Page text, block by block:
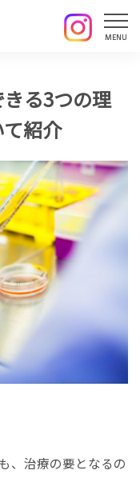
る3つの理
紹介
、治療の要となるの